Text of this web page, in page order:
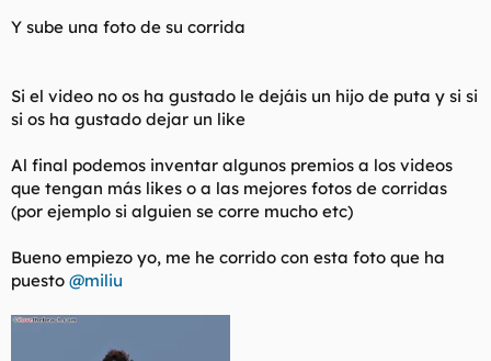
Y sube una foto de su corrida
Si el video no os ha gustado le dejáis un hijo de puta y si si
si os ha gustado dejar un like
Al final podemos inventar algunos premios a los videos
que tengan más likes o a las mejores fotos de corridas
(por ejemplo si alguien se corre mucho etc)
Bueno empiezo yo, me he corrido con esta foto que ha
puesto @miliu